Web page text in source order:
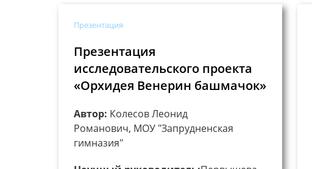
Презентация
Презентация
исследовательского проекта
«Орхидея Венерин башмачок»
Автор: Колесов Леонид
Романович, МОУ "Запрудненская
гимназия"